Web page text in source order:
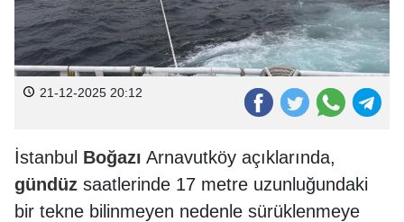
21-12-2025 20:12
İstanbul Boğazı Arnavutköy açıklarında,
gündüz saatlerinde 17 metre uzunluğundaki
bir tekne bilinmeyen nedenle sürüklenmeye